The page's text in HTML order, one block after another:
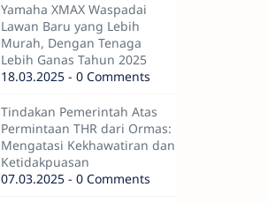
Yamaha XMAX Waspadai
Lawan Baru yang Lebih
Murah, Dengan Tenaga
Lebih Ganas Tahun 2025
18.03.2025 - 0 Comments
Tindakan Pemerintah Atas
Permintaan THR dari Ormas:
Mengatasi Kekhawatiran dan
Ketidakpuasan
07.03.2025 - 0 Comments